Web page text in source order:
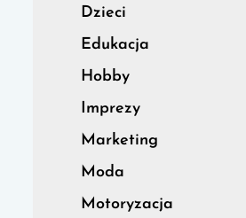
Dzieci
Edukacja
Hobby
Imprezy
Marketing
Moda
Motoryzacja